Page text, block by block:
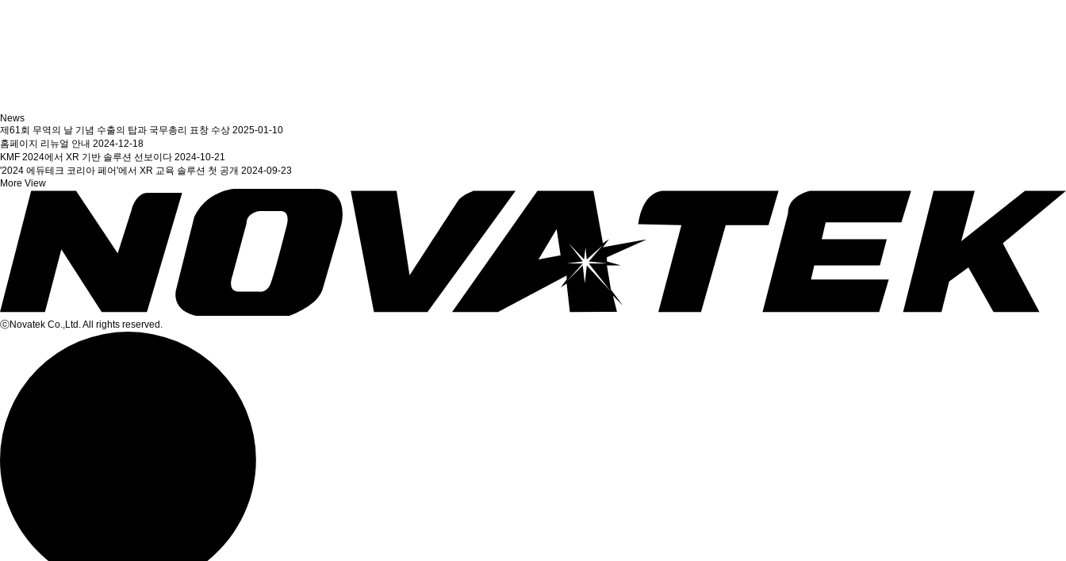
News
제61회 무역의 날 기념 수출의 탑과 국무총리 표창 수상 2025-01-10
홈페이지 리뉴얼 안내 2024-12-18
KMF 2024에서 XR 기반 솔루션 선보이다 2024-10-21
'2024 에듀테크 코리아 페어'에서 XR 교육 솔루션 첫 공개 2024-09-23
More View
ⓒNovatek Co.,Ltd. All rights reserved.